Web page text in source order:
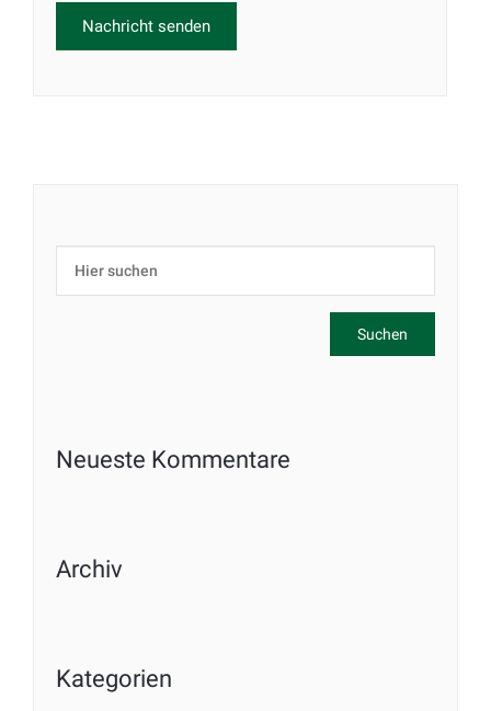
Neueste Kommentare
Archiv
Kategorien